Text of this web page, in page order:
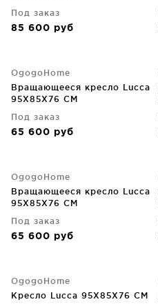
Под заказ
85 600 руб
OgogoHome
Вращающееся кресло Lucca
95X85X76 CM
Под заказ
65 600 руб
OgogoHome
Вращающееся кресло Lucca
95X85X76 CM
Под заказ
65 600 руб
OgogoHome
Кресло Lucca 95X85X76 CM